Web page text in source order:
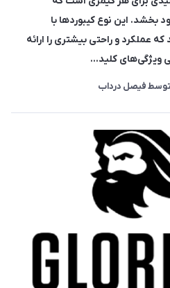
بخشد. این نوع کیبوردها با
عملکرد و راحتی بیشتری را ارائه
ویژگی‌های کلید...
توسطفیصل درداب